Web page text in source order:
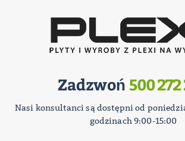
Zadzwoń 500
Nasi konsultanci są dostępni od
godzinach 9:00-15:00